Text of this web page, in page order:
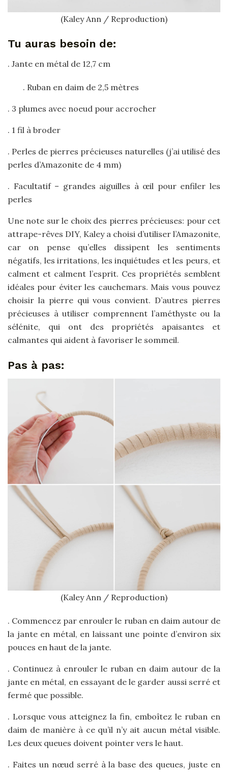
(Kaley Ann / Reproduction)
Tu auras besoin de:
. Jante en métal de 12,7 cm
. Ruban en daim de 2,5 mètres
. 3 plumes avec noeud pour accrocher
. 1 fil à broder
. Perles de pierres précieuses naturelles (j’ai utilisé des
perles d’Amazonite de 4 mm)
. Facultatif – grandes aiguilles à œil pour enfiler les
perles
Une note sur le choix des pierres précieuses: pour cet
attrape-rêves DIY, Kaley a choisi d’utiliser l’Amazonite,
car on pense qu’elles dissipent les sentiments
négatifs, les irritations, les inquiétudes et les peurs, et
calment et calment l’esprit. Ces propriétés semblent
idéales pour éviter les cauchemars. Mais vous pouvez
choisir la pierre qui vous convient. D’autres pierres
précieuses à utiliser comprennent l’améthyste ou la
sélénite, qui ont des propriétés apaisantes et
calmantes qui aident à favoriser le sommeil.
Pas à pas:
(Kaley Ann / Reproduction)
. Commencez par enrouler le ruban en daim autour de
la jante en métal, en laissant une pointe d’environ six
pouces en haut de la jante.
. Continuez à enrouler le ruban en daim autour de la
jante en métal, en essayant de le garder aussi serré et
fermé que possible.
. Lorsque vous atteignez la fin, emboîtez le ruban en
daim de manière à ce qu’il n’y ait aucun métal visible.
Les deux queues doivent pointer vers le haut.
. Faites un nœud serré à la base des queues, juste en